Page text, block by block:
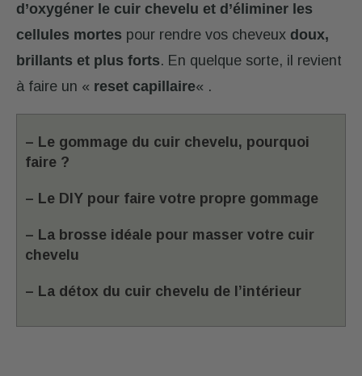
d’oxygéner le cuir chevelu et d’éliminer les
cellules mortes pour rendre vos cheveux doux,
brillants et plus forts. En quelque sorte, il revient
à faire un « reset capillaire« .
– Le gommage du cuir chevelu, pourquoi
faire ?
– Le DIY pour faire votre propre gommage
– La brosse idéale pour masser votre cuir
chevelu
– La détox du cuir chevelu de l’intérieur
gérer
mes